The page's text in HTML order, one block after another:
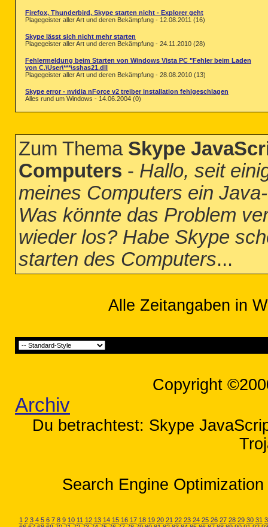
Firefox, Thunderbird, Skype starten nicht - Explorer geht
Plagegeister aller Art und deren Bekämpfung - 12.08.2011 (16)
Skype lässt sich nicht mehr starten
Plagegeister aller Art und deren Bekämpfung - 24.11.2010 (28)
Fehlermeldung beim Starten von Windows Vista PC "Fehler beim Laden
von C.\User\***\sshas21.dll
Plagegeister aller Art und deren Bekämpfung - 28.08.2010 (13)
Skype error - nvidia nForce v2 treiber installation fehlgeschlagen
Alles rund um Windows - 14.06.2004 (0)
Zum Thema Skype
Computers - Hallo, seit
meines Computers ein
Was könnte das Problem
wieder los? Habe Skype
starten des Computers...
Alle Zeitangaben in
Copyright
Archiv
Du betrachtest: Skype
Search Engine
1 2 3 4 5 6 7 8 9 10 11 12 13 14 15 16 17 18 19 20 21 22 23 24 25 26 27 28 29 30 31